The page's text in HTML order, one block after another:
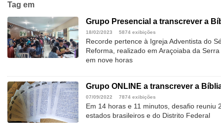
Tag em
Grupo Presencial a transcrever a
18/02/2023 5874 exibições
Recorde pertence à Igreja Adventista do
Reforma, realizado em Araçoiaba da
em nove horas
Grupo ONLINE a transcrever a
07/09/2022 7874 exibições
Em 14 horas e 11 minutos, desafio reuniu
estados brasileiros e do Distrito Federal